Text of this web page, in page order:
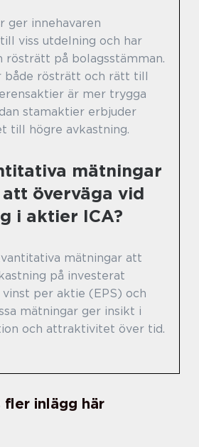
ger innehavaren
viss utdelning och har
rösträtt på bolagsstämman.
både rösträtt och rätt till
är mer trygga
stamaktier erbjuder
till högre avkastning.
mätningar
överväga vid
i aktier ICA?
mätningar att
på investerat
vinst per aktie (EPS) och
mätningar ger insikt i
och attraktivitet över tid.
fler inlägg här